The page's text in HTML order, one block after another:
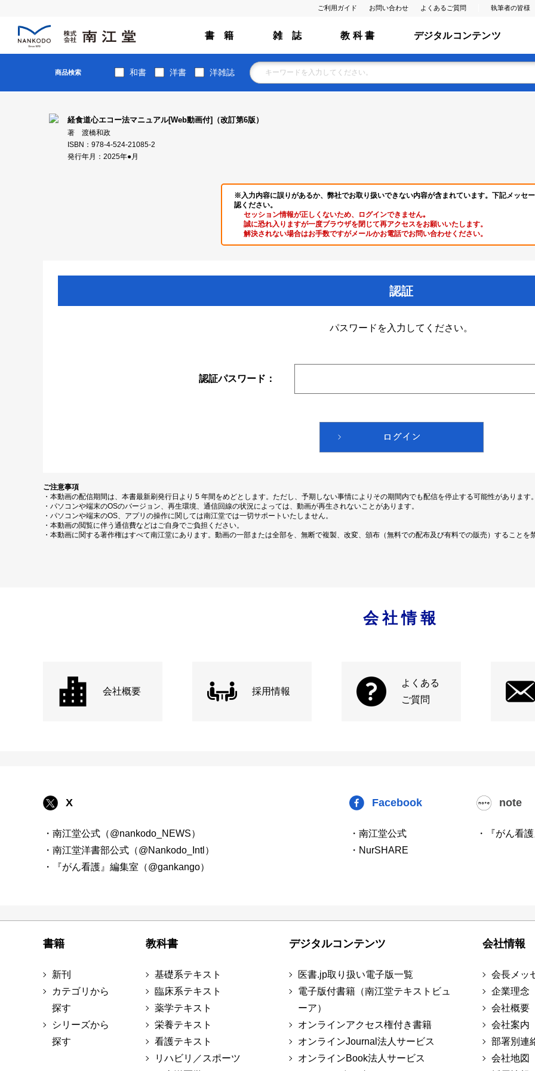
ご利用ガイド お問い合わせ よくあるご質問 執筆者の皆様
書 籍 雑 誌 教 科 書 デジタルコンテンツ
商品検索 和書 洋書 洋雑誌
経食道心エコー法マニュアル[Web動画付]（改訂第6版）
著 渡橋和政
ISBN：978-4-524-21085-2
発行年月：2025年●月
※入力内容に誤りがあるか、弊社でお取り扱いできない内容が含まれています。下記メッセ
認ください。
セッション情報が正しくないため、ログインできません｡
誠に恐れ入りますが一度ブラウザを閉じて再アクセスをお願いいたします。
解決されない場合はお手数ですがメールかお電話でお問い合わせください。
認証
パスワードを入力してください。
認証パスワード：
ご注意事項
・本動画の配信期間は、本書最新刷発行日より 5 年間をめどとします。ただし、予期しない事情によりその期間内でも配信を停止する可能性があります。
・パソコンや端末のOSのバージョン、再生環境、通信回線の状況によっては、動画が再生されないことがあります。
・パソコンや端末のOS、アプリの操作に関しては南江堂では一切サポートいたしません。
・本動画の閲覧に伴う通信費などはご自身でご負担ください。
・本動画に関する著作権はすべて南江堂にあります。動画の一部または全部を、無断で複製、改変、頒布（無料での配布及び有料での販売）することを
会社情報
会社概要 採用情報
よくある
ご質問
X
・南江堂公式（@nankodo_NEWS）
・南江堂洋書部公式（@Nankodo_Intl）
・『がん看護』編集室（@gankango）
Facebook
・南江堂公式
・NurSHARE
note
・『がん看
書籍
新刊
カテゴリから
探す
シリーズから
探す
教科書
基礎系テキスト
臨床系テキスト
薬学テキスト
栄養テキスト
看護テキスト
リハビリ／スポーツ
デジタルコンテンツ
医書.jp取り扱い電子版一覧
電子版付書籍（南江堂テキストビュ
ーア）
オンラインアクセス権付き書籍
オンラインJournal法人サービス
オンラインBook法人サービス
会社情報
会長メッ
企業理念
会社概要
会社案内
部署別連
会社地図